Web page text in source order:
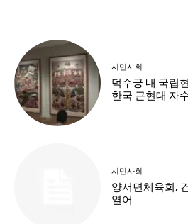
시민사회
덕수궁 내 국립
한국 근현대 자
시민사회
양서면체육회,
열어